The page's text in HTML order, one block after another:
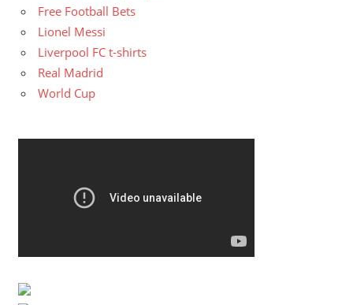
Free Football Bets
Lionel Messi
Liverpool FC t-shirts
Real Madrid
World Cup